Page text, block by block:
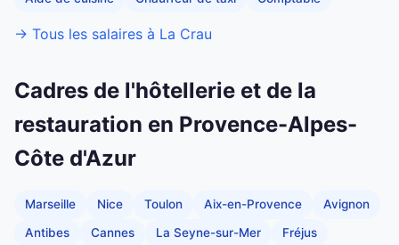
→ Tous les salaires à La Crau
Cadres de l'hôtellerie et de la
restauration en Provence-Alpes-
Côte d'Azur
Marseille Nice Toulon Aix-en-Provence Avignon
Antibes Cannes La Seyne-sur-Mer Fréjus